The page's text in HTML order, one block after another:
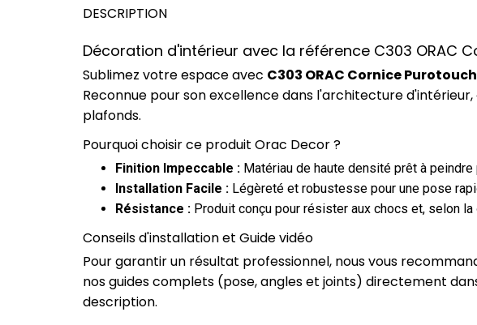
DESCRIPTION
Décoration d'intérieur avec la référence C303 ORAC
Sublimez votre espace avec C303 ORAC Cornice Purotouch
Reconnue pour son excellence dans l'architecture
plafonds.
Pourquoi choisir ce produit Orac Decor ?
Finition Impeccable : Matériau de haute densité prêt à
Installation Facile : Légèreté et robustesse pour une pose
Résistance : Produit conçu pour résister aux chocs et, selon la
Conseils d'installation et Guide vidéo
Pour garantir un résultat professionnel, nous vous
nos guides complets (pose, angles et joints) directement
description.